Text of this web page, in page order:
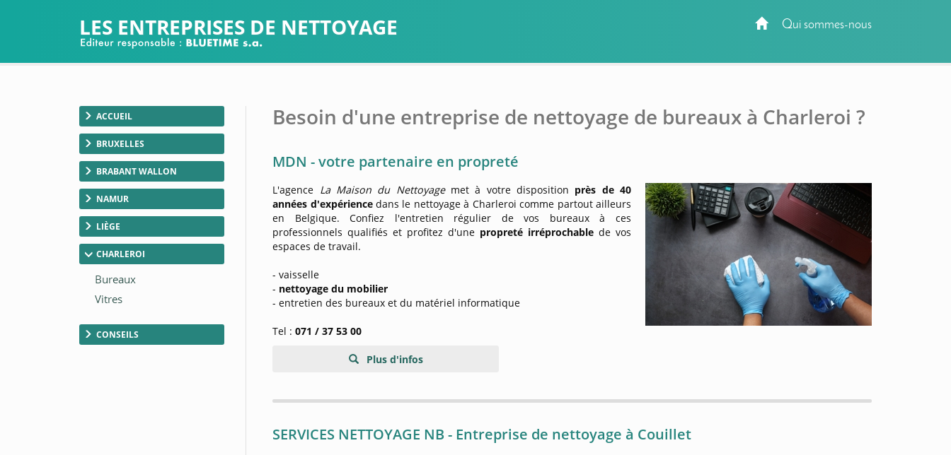
Qui sommes-nous
LES ENTREPRISES DE NETTOYAGE
ACCUEIL
BRUXELLES
BRABANT WALLON
NAMUR
LIÈGE
CHARLEROI
CONSEILS
Besoin d'une entreprise de nettoyage de bureaux à Charleroi ?
MDN - votre partenaire en propreté
L'agence La Maison du Nettoyage met à votre disposition près de 40
années d'expériencedans le nettoyage à Charleroi comme partout ailleurs
en Belgique. Confiez l'entretien régulier de vos bureaux à ces
professionnels qualifiés et profitez d'une propreté irréprochablede vos
espaces de travail.
- vaisselle
- nettoyage du mobilier
- entretien des bureaux et du matériel informatique
Tel :071 / 37 53 00
Plus d'infos
SERVICES NETTOYAGE NB - Entreprise de nettoyage à Couillet